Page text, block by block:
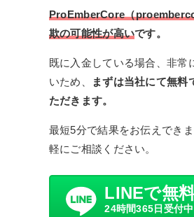
ProEmberCore（
欺の可能性が高いです。
既に入金している場合、非常
いため、
まずは当社にて無料
ただきます。
最短5分で結果をお伝えでき
軽にご相談ください。
LINEで無
24時間365日受付中